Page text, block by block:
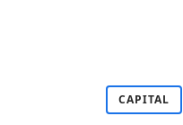
CAPITAL